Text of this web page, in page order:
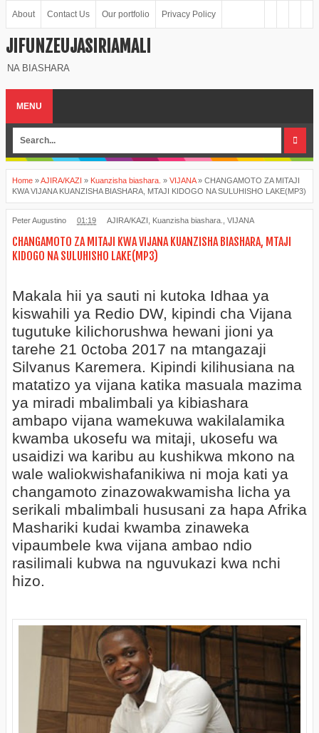
About Contact Us Our portfolio Privacy Policy
JIFUNZEUJASIRIAMALI
NA BIASHARA
MENU
Home »AJIRA/KAZI » Kuanzisha biashara. » VIJANA» CHANGAMOTO ZA MITAJI
KWA VIJANA KUANZISHA BIASHARA, MTAJI KIDOGO NA SULUHISHO LAKE(MP3)
Peter Augustino 01:19 AJIRA/KAZI Kuanzisha biashara. VIJANA
CHANGAMOTO ZA MITAJI KWA VIJANA KUANZISHA BIASHARA, MTAJI
KIDOGO NA SULUHISHO LAKE(MP3)
Makala hii ya sauti ni kutoka Idhaa ya
kiswahili ya Redio DW, kipindi cha Vijana
tugutuke kilichorushwa hewani jioni ya
tarehe 21 0ctoba 2017 na mtangazaji
Silvanus Karemera. Kipindi kilihusiana na
matatizo ya vijana katika masuala mazima
ya miradi mbalimbali ya kibiashara
ambapo vijana wamekuwa wakilalamika
kwamba ukosefu wa mitaji, ukosefu wa
usaidizi wa karibu au kushikwa mkono na
wale waliokwishafanikiwa ni moja kati ya
changamoto zinazowakwamisha licha ya
serikali mbalimbali hususani za hapa Afrika
Mashariki kudai kwamba zinaweka
vipaumbele kwa vijana ambao ndio
rasilimali kubwa na nguvukazi kwa nchi
hizo.